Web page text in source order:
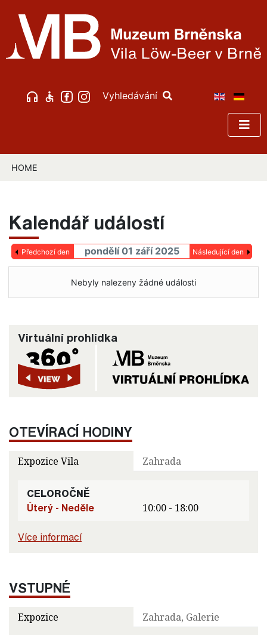
Vyhledávání
HOME
Kalendář událostí
Předchozí den pondělí 01 září 2025 Následující den
Nebyly nalezeny žádné události
Virtuální prohlídka
OTEVÍRACÍ HODINY
Expozice Vila Zahrada
CELOROČNĚ
Úterý - Neděle
10:00 - 18:00
Více informací
VSTUPNÉ
Expozice Zahrada, Galerie